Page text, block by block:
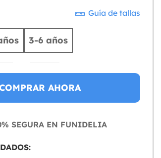
Guía de tallas
3-6 años
AHORA
SEGURA EN FUNIDELIA